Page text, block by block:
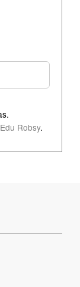
Edu Robsy.